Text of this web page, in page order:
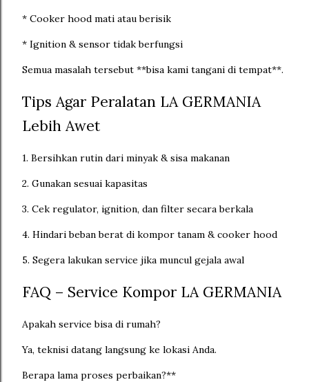
* Cooker hood mati atau berisik
* Ignition & sensor tidak berfungsi
Semua masalah tersebut **bisa kami tangani di tempat**.
Tips Agar Peralatan LA GERMANIA
Lebih Awet
1. Bersihkan rutin dari minyak & sisa makanan
2. Gunakan sesuai kapasitas
3. Cek regulator, ignition, dan filter secara berkala
4. Hindari beban berat di kompor tanam & cooker hood
5. Segera lakukan service jika muncul gejala awal
FAQ – Service Kompor LA GERMANIA
Apakah service bisa di rumah?
Ya, teknisi datang langsung ke lokasi Anda.
Berapa lama proses perbaikan?**